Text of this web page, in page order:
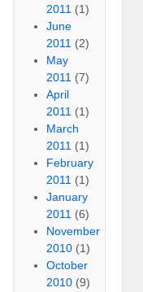
2011 (1)
June
2011 (2)
May
2011 (7)
April
2011 (1)
March
2011 (1)
February
2011 (1)
January
2011 (6)
November
2010 (1)
October
2010 (9)